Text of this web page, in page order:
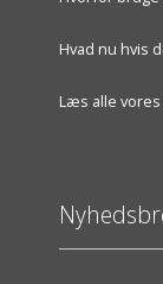
Hvad nu hvis
Læs alle